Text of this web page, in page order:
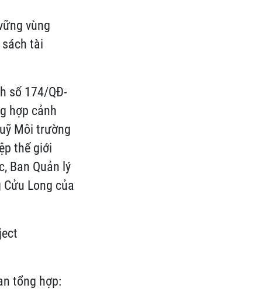
vùng
sách tài
số 174/QĐ-
hợp cảnh
Môi trường
thế giới
Ban Quản lý
Long của
tổng hợp: